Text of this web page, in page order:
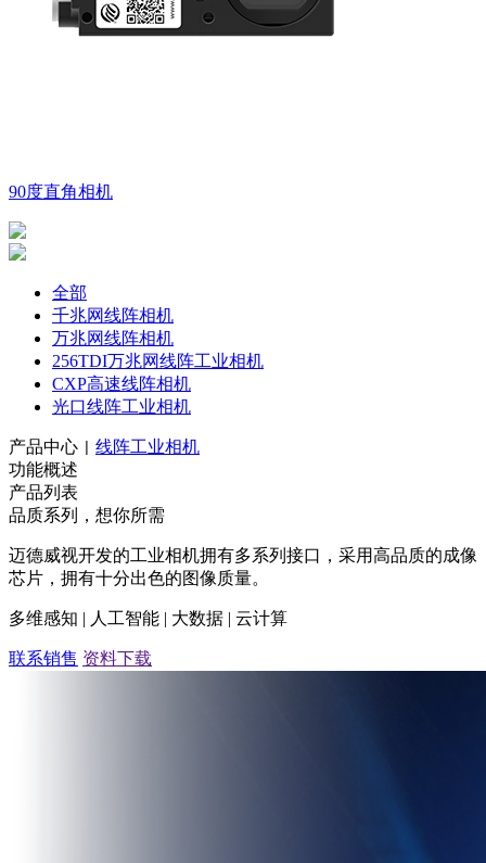
90度直角相机
全部
千兆网线阵相机
万兆网线阵相机
256TDI万兆网线阵工业相机
CXP高速线阵相机
光口线阵工业相机
产品中心
线阵工业相机
功能概述
产品列表
品质系列，想你所需
迈德威视开发的工业相机拥有多系列接口，采用高品质的成像
芯片，拥有十分出色的图像质量。
多维感知 | 人工智能 | 大数据 | 云计算
联系销售 资料下载